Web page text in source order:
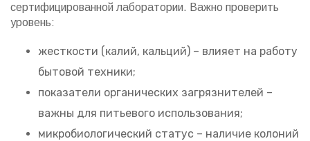
сертифицированной лаборатории. Важно проверить
уровень:
жесткости (калий, кальций) – влияет на работу
бытовой техники;
показатели органических загрязнителей –
важны для питьевого использования;
микробиологический статус – наличие колоний